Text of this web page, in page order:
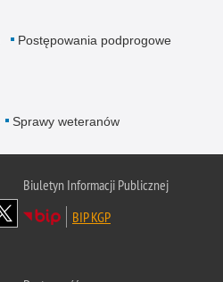
Postępowania podprogowe
Sprawy weteranów
Biuletyn Informacji Publicznej
BIP KGP